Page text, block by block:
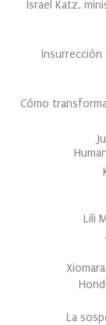
Israel Katz,
Insurrección
Cómo
Lili
La